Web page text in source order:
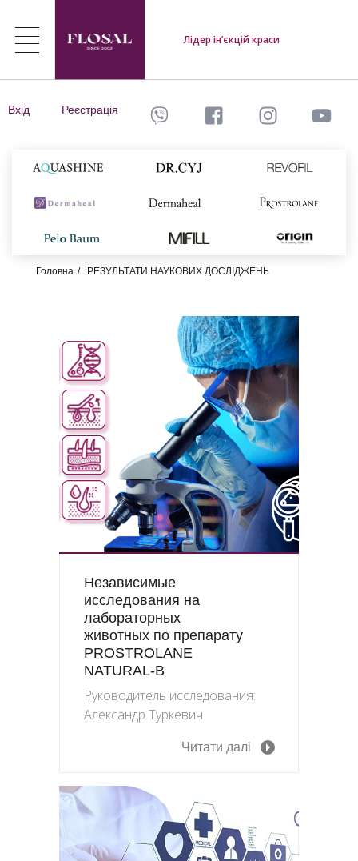
Лідер ін’єкцій краси
Вхід Реєстрація
Головна РЕЗУЛЬТАТИ НАУКОВИХ ДОСЛІДЖЕНЬ
Независимые
исследования на
лабораторных
животных по препарату
PROSTROLANE
NATURAL-B
Руководитель исследования:
Александр Туркевич
Читати далі